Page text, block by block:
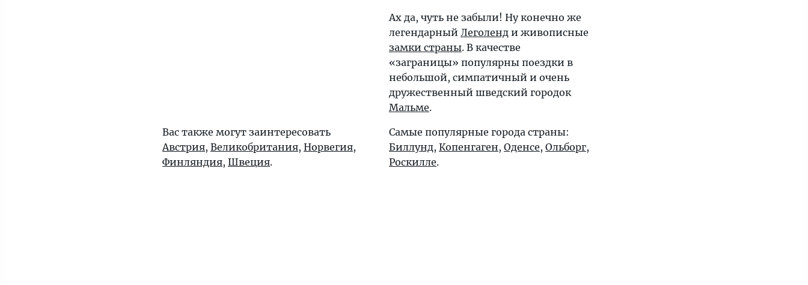
Ах да, чуть не забыли! Ну конечно же
легендарный Леголенд и живописные
замки страны. В качестве
«заграницы» популярны поездки в
небольшой, симпатичный и очень
дружественный шведский городок
Мальме.
Вас также могут заинтересовать
Австрия, Великобритания, Норвегия,
Финляндия, Швеция.
Самые популярные города страны:
Биллунд, Копенгаген, Оденсе, Ольборг,
Роскилле.